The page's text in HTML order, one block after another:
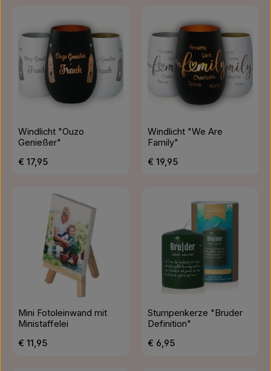
Windlicht "Ouzo
Genießer"
Regulärer Preis:
€ 17,95
Windlicht "We Are
Family"
Regulärer Preis:
€ 19,95
Mini Fotoleinwand mit
Ministaffelei
Regulärer Preis:
€ 11,95
Stumpenkerze "Bruder
Definition"
Regulärer Preis:
€ 6,95